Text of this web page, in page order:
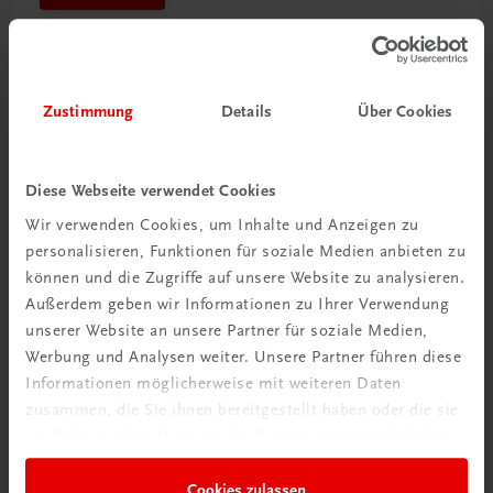
Zustimmung Details Über Cookies
Diese Webseite verwendet Cookies
Wir verwenden Cookies, um Inhalte und Anzeigen zu
personalisieren, Funktionen für soziale Medien anbieten zu
können und die Zugriffe auf unsere Website zu analysieren.
Außerdem geben wir Informationen zu Ihrer Verwendung
unserer Website an unsere Partner für soziale Medien,
Werbung und Analysen weiter. Unsere Partner führen diese
Informationen möglicherweise mit weiteren Daten
zusammen, die Sie ihnen bereitgestellt haben oder die sie
Schon entdeckt?
Ratgeber Schulpraxis
Mehr dazu